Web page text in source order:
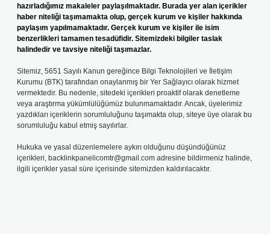
hazırladığımız makaleler paylaşılmaktadır. Burada yer alan içerikler
haber niteliği taşımamakta olup, gerçek kurum ve kişiler hakkında
paylaşım yapılmamaktadır. Gerçek kurum ve kişiler ile isim
benzerlikleri tamamen tesadüfidir. Sitemizdeki bilgiler taslak
halindedir ve tavsiye niteliği taşımazlar.
Sitemiz, 5651 Sayılı Kanun gereğince Bilgi Teknolojileri ve İletişim
Kurumu (BTK) tarafından onaylanmış bir Yer Sağlayıcı olarak hizmet
vermektedir. Bu nedenle, sitedeki içerikleri proaktif olarak denetleme
veya araştırma yükümlülüğümüz bulunmamaktadır. Ancak, üyelerimiz
yazdıkları içeriklerin sorumluluğunu taşımakta olup, siteye üye olarak bu
sorumluluğu kabul etmiş sayılırlar.
Hukuka ve yasal düzenlemelere aykırı olduğunu düşündüğünüz
içerikleri, backlinkpanelicomtr@gmail.com adresine bildirmeniz halinde,
ilgili içerikler yasal süre içerisinde sitemizden kaldırılacaktır.